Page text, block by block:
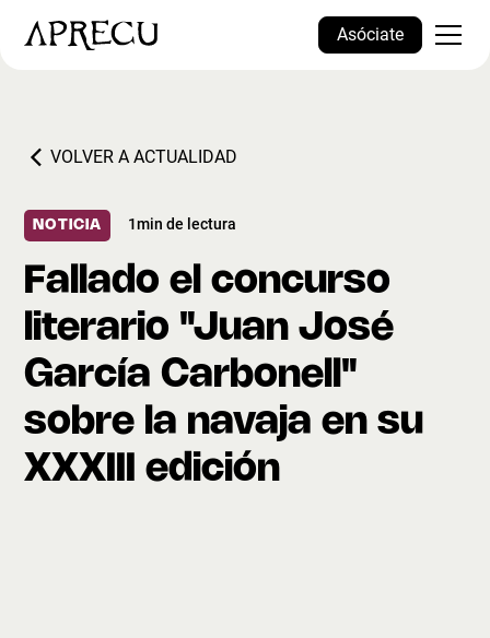
Asóciate
VOLVER A ACTUALIDAD
NOTICIA 1min de lectura
Fallado el concurso
literario "Juan José
García Carbonell"
sobre la navaja en su
XXXIII edición